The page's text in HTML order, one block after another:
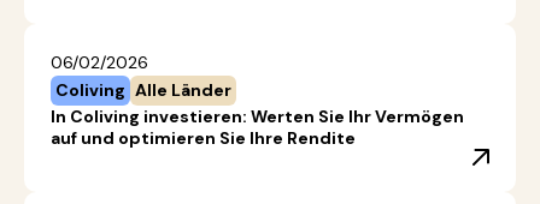
06/02/2026
Coliving Alle Länder
In Coliving investieren: Werten Sie Ihr Vermögen
auf und optimieren Sie Ihre Rendite